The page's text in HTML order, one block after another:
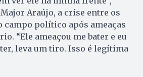
Araújo, a crise entre os
campo político após ameaças
“Ele ameaçou me bater e eu
leva um tiro. Isso é legítima